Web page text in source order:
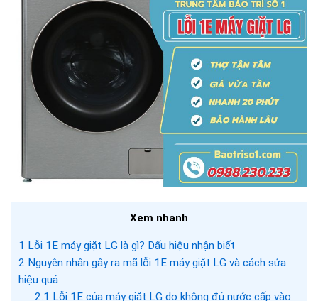
Xem nhanh
1 Lỗi 1E máy giặt LG là gì? Dấu hiệu nhận biết
2 Nguyên nhân gây ra mã lỗi 1E máy giặt LG và cách sửa
hiệu quả
2.1 Lỗi 1E của máy giặt LG do không đủ nước cấp vào